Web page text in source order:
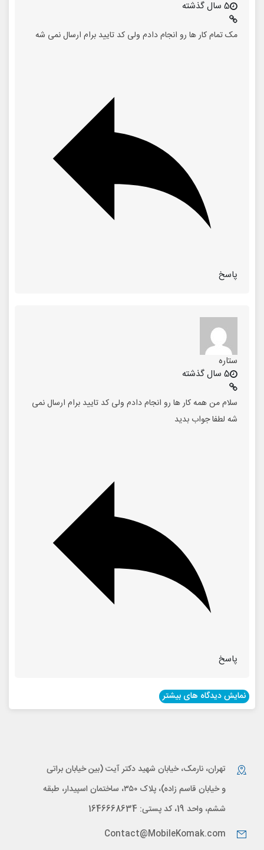
5 سال گذشته
مک تمام کار ها رو انجام دادم ولی کد تایید برام ارسال نمی شه
پاسخ
ستاره
5 سال گذشته
سلام من همه کار ها رو انجام دادم ولی کد تایید برام ارسال نمی
شه لطفا جواب بدید
پاسخ
نمایش دیدگاه های بیشتر
تهران، نارمک، خیابان شهید دکتر آیت (بین خیابان براتی
و خیابان قاسم زاده)، پلاک ۳۵۰، ساختمان اسپیدار، طبقه
ششم، واحد 19، کد پستی: 1646668634
Contact@MobileKomak.com